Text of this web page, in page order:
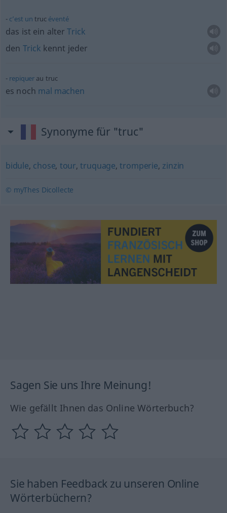
c’est un truc éventé
das ist ein alterTrick
den Trick kennt jeder
repiquer au truc
es noch mal machen
Synonyme für "truc"
bidule, chose, tour,truquage,tromperie, zinzin
© myThes Dicollecte
Sagen Sie uns Ihre Meinung!
Wie gefällt Ihnen das Online Wörterbuch?
Sie haben Feedback zu unseren Online
Wörterbüchern?